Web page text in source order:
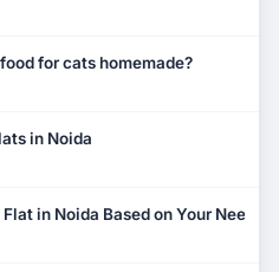
for cats homemade?
in Noida
in Noida Based on Your Needs